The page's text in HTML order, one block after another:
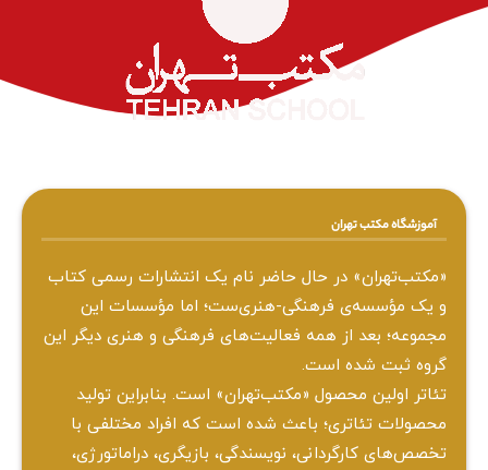
آموزشگاه مکتب تهران
«مکتب‌تهران» در حال حاضر نام یک انتشارات رسمی کتاب
و یک مؤسسه‌ی فرهنگی-هنری‌ست؛ اما مؤسسات این
مجموعه؛ بعد از همه‌ فعالیت‌های فرهنگی و هنری دیگر این
گروه ثبت شده است.
تئاتر اولین محصول «مکتب‌تهران» است. بنابراین تولید
محصولات تئاتری؛ باعث شده است که افراد مختلفی با
تخصص‌های کارگردانی، نویسندگی، بازیگری، دراماتورژی،